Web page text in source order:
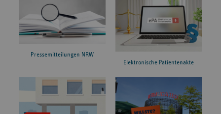
Pressemitteilungen NRW
Elektronische Patientenakte